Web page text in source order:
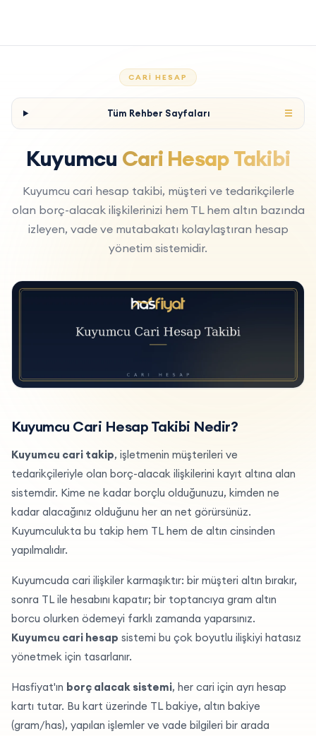
CARI HESAP
Tüm Rehber Sayfaları ☰
Kuyumcu Cari Hesap Takibi
Kuyumcu cari hesap takibi, müşteri ve tedarikçilerle
olan borç-alacak ilişkilerinizi hem TL hem altın bazında
izleyen, vade ve mutabakatı kolaylaştıran hesap
yönetim sistemidir.
Kuyumcu Cari Hesap Takibi Nedir?
Kuyumcu cari takip, işletmenin müşterileri ve
tedarikçileriyle olan borç-alacak ilişkilerini kayıt altına alan
sistemdir. Kime ne kadar borçlu olduğunuzu, kimden ne
kadar alacağınız olduğunu her an net görürsünüz.
Kuyumculukta bu takip hem TL hem de altın cinsinden
yapılmalıdır.
Kuyumcuda cari ilişkiler karmaşıktır: bir müşteri altın bırakır,
sonra TL ile hesabını kapatır; bir toptancıya gram altın
borcu olurken ödemeyi farklı zamanda yaparsınız.
Kuyumcu cari hesap sistemi bu çok boyutlu ilişkiyi hatasız
yönetmek için tasarlanır.
Hasfiyat'ın borç alacak sistemi, her cari için ayrı hesap
kartı tutar. Bu kart üzerinde TL bakiye, altın bakiye
(gram/has), yapılan işlemler ve vade bilgileri bir arada